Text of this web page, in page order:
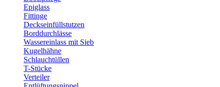
Epiglass
Fittinge
Deckseinfüllstutzen
Borddurchlässe
Wassereinlass mit Sieb
Kugelhähne
Schlauchtüllen
T-Stücke
Verteiler